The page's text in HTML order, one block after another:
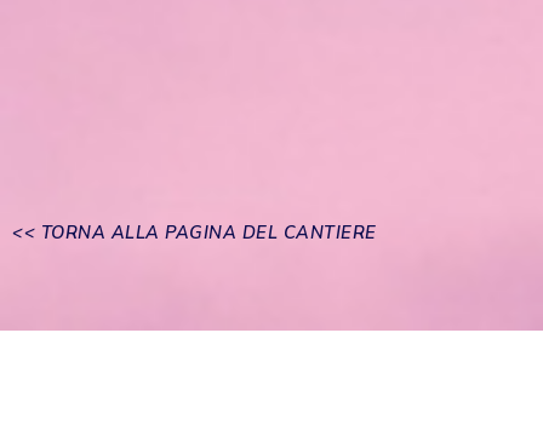
<< TORNA ALLA PAGINA DEL CANTIERE